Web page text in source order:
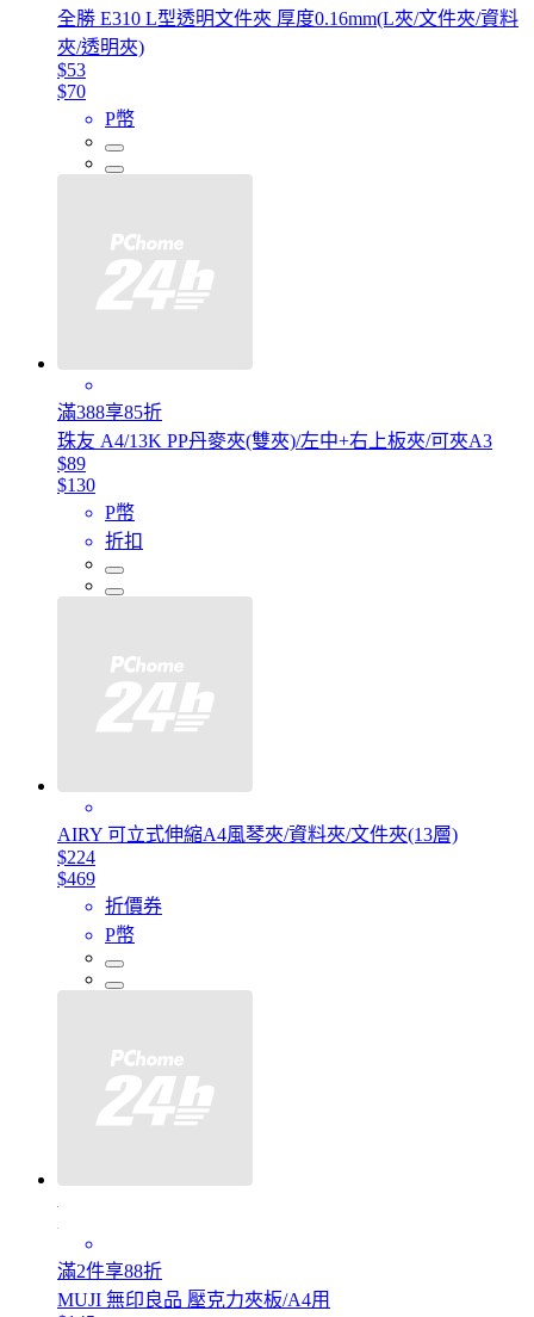
全勝 E310 L型透明文件夾 厚度0.16mm(L夾/文件夾/資料
夾/透明夾)
$53
$70
P幣
滿388享85折
珠友 A4/13K PP丹麥夾(雙夾)/左中+右上板夾/可夾A3
$89
$130
P幣
折扣
AIRY 可立式伸縮A4風琴夾/資料夾/文件夾(13層)
$224
$469
折價券
P幣
滿2件享88折
MUJI 無印良品 壓克力夾板/A4用